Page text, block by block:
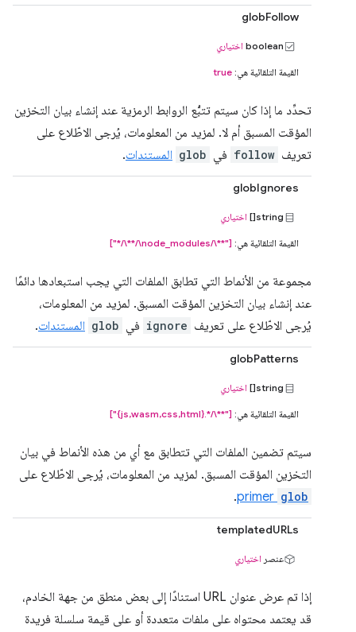
globFollow
boolean اختياري
القيمة التلقائية هي: true
تحدِّد ما إذا كان سيتم تتبُّع الروابط الرمزية عند إنشاء بيان التخزين
المؤقت المسبق أم لا. لمزيد من المعلومات، يُرجى الاطّلاع على
تعريف follow في glob المستندات.
globIgnores
string[] اختياري
القيمة التلقائية هي: ["**\/node_modules\/**\/*"]
مجموعة من الأنماط التي تطابق الملفات التي يجب استبعادها دائمًا
عند إنشاء بيان التخزين المؤقت المسبق. لمزيد من المعلومات،
يُرجى الاطّلاع على تعريف ignore في glob المستندات.
globPatterns
string[] اختياري
القيمة التلقائية هي: ["**\/*.{js,wasm,css,html}"]
سيتم تضمين الملفات التي تتطابق مع أي من هذه الأنماط في بيان
التخزين المؤقت المسبق. لمزيد من المعلومات، يُرجى الاطّلاع على
glob
.
templatedURLs
عنصر اختياري
إذا تم عرض عنوان URL استنادًا إلى بعض منطق من جهة الخادم،
قد يعتمد محتواه على ملفات متعددة أو على قيمة سلسلة فريدة